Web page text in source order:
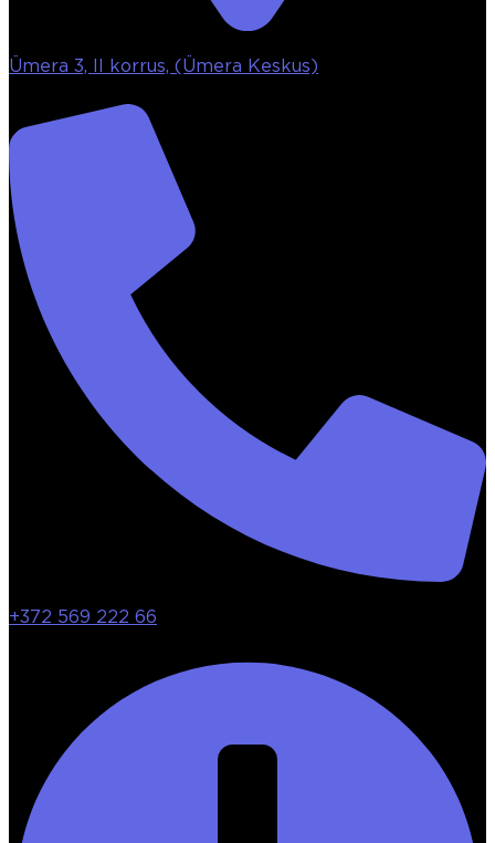
Ümera 3, II korrus, (Ümera Keskus)
+372 569 222 66